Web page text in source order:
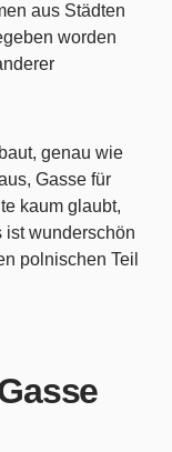
aus Städten
worden
genau wie
Gasse für
kaum glaubt,
ist wunderschön
polnischen Teil